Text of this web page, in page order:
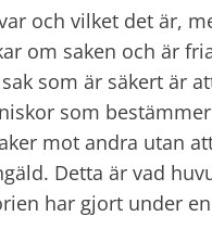
och vilket det är,
om saken och är
som är säkert är
som
mot andra utan
Detta är vad
har gjort under